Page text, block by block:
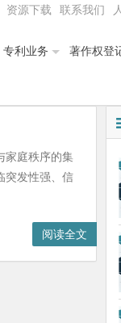
资源下载 联系我们
专利业务 著作权登
家庭秩序的集
突发性强、信
阅读全文